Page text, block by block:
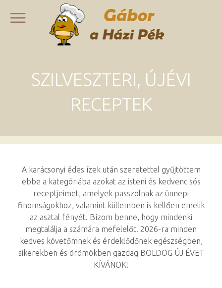
SZILVESZTERI, ÚJÉVI
RECEPTEK
A karácsonyi édes ízek után szeretettel gyűjtöttem
ebbe a kategóriába azokat az isteni és kedvenc sós
receptjeimet, amelyek passzolnak az ünnepi
finomságokhoz, valamint küllemben is kellően emelik
az asztal fényét. Bízom benne, hogy mindenki
megtalálja a számára mefelelőt. 2026-ra minden
kedves követőmnek és érdeklődőnek egészségben,
sikerekben és örömökben gazdag BOLDOG ÚJ ÉVET
KÍVÁNOK!